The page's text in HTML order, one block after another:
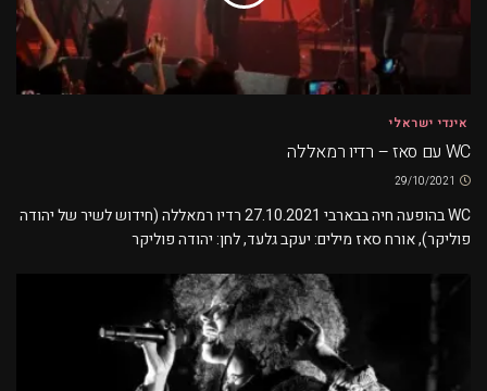
אינדי ישראלי
WC עם סאז – רדיו רמאללה
WC בהופעה חיה בבארבי 27.10.2021 רדיו רמאללה (חידוש לשיר של יהודה
פוליקר), אורח סאז מילים: יעקב גלעד, לחן: יהודה פוליקר